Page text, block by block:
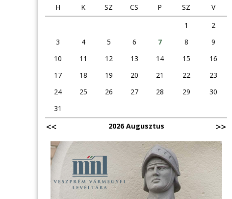
H
K SZ CS P SZ
V
1
2
3
4 5 6 7 8
9
10
11 12 13 14 15
16
17
18 19 20 21 22
23
24
25 26 27 28 29
30
31
2026 Augusztus